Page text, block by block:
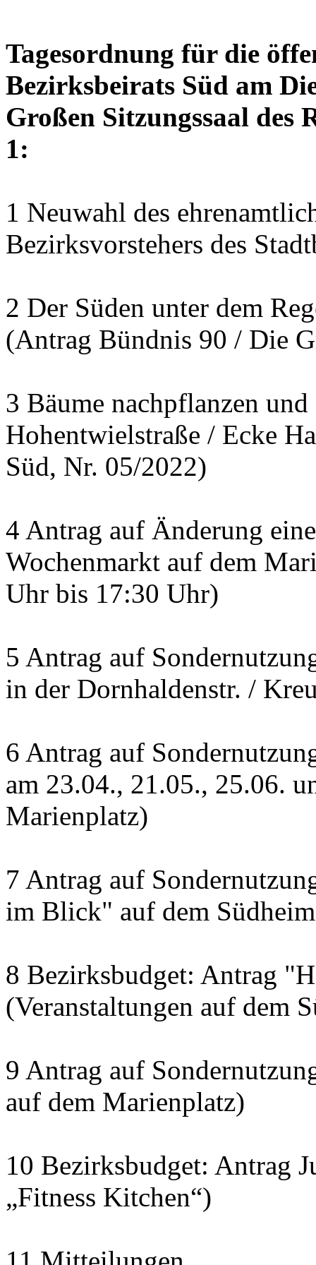
Tagesordnung für die
Bezirksbeirats Süd am
Großen Sitzungssaal des
1:
1 Neuwahl des
Bezirksvorstehers des
2 Der Süden unter dem
(Antrag Bündnis 90 / Die
3 Bäume nachpflanzen
Hohentwielstraße / Ecke
Süd, Nr. 05/2022)
4 Antrag auf Änderung
Wochenmarkt auf dem
Uhr bis 17:30 Uhr)
5 Antrag auf
in der Dornhaldenstr. /
6 Antrag auf
am 23.04., 21.05., 25.06.
Marienplatz)
7 Antrag auf
im Blick" auf dem
8 Bezirksbudget: Antrag
(Veranstaltungen auf dem
9 Antrag auf
auf dem Marienplatz)
10 Bezirksbudget: Antrag
„Fitness Kitchen“)